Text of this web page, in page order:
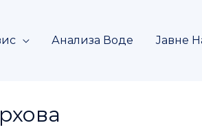
Анализа Воде Јавне